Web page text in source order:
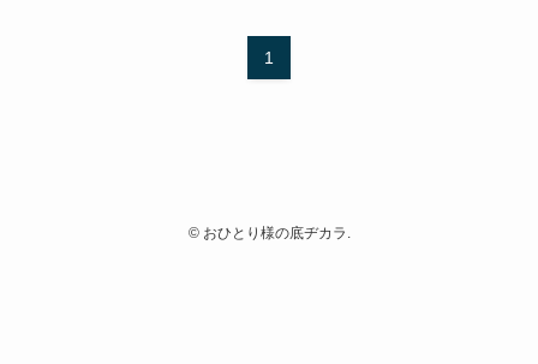
1
©おひとり様の底ヂカラ.